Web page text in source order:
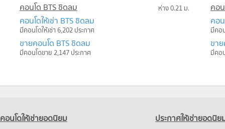
คอนโด BTS ชิดลม ห่าง 0.21 ม.
คอนโดให้เช่า BTS ชิดลม
มีคอนโดให้เช่า 6,202 ประกาศ
ขายคอนโด BTS ชิดลม
มีคอนโดขาย 2,147 ประกาศ
คอ
คอ
มีคอ
ขา
มีคอ
คอนโดให้เช่ายอดนิยม ประกาศให้เช่ายอดนิย